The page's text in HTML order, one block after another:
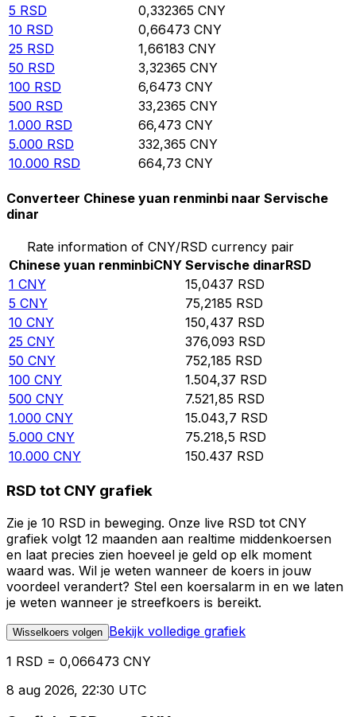
5 RSD 0,332365 CNY
10 RSD 0,66473 CNY
25 RSD 1,66183 CNY
50 RSD 3,32365 CNY
100 RSD 6,6473 CNY
500 RSD 33,2365 CNY
1.000 RSD 66,473 CNY
5.000 RSD 332,365 CNY
10.000 RSD 664,73 CNY
Converteer Chinese yuan renminbi naar Servische
dinar
Rate information of CNY/RSD currency pair
Chinese yuan renminbiCNY Servische dinarRSD
1 CNY 15,0437 RSD
5 CNY 75,2185 RSD
10 CNY 150,437 RSD
25 CNY 376,093 RSD
50 CNY 752,185 RSD
100 CNY 1.504,37 RSD
500 CNY 7.521,85 RSD
1.000 CNY 15.043,7 RSD
5.000 CNY 75.218,5 RSD
10.000 CNY 150.437 RSD
RSD tot CNY grafiek
Zie je 10 RSD in beweging. Onze live RSD tot CNY
grafiek volgt 12 maanden aan realtime middenkoersen
en laat precies zien hoeveel je geld op elk moment
waard was. Wil je weten wanneer de koers in jouw
voordeel verandert? Stel een koersalarm in en we laten
je weten wanneer je streefkoers is bereikt.
Wisselkoers volgen Bekijk volledige grafiek
1 RSD = 0,066473 CNY
8 aug 2026, 22:30 UTC